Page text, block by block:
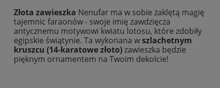
Złota zawieszka Nenufar ma w sobie zaklętą magię
tajemnic faraonów - swoje imię zawdzięcza
antycznemu motywowi kwiatu lotosu, które zdobiły
egipskie świątynie. Ta wykonana wszlachetnym
kruszcu (14-karatowe złoto)zawieszka będzie
pięknym ornamentem na Twoim dekolcie!